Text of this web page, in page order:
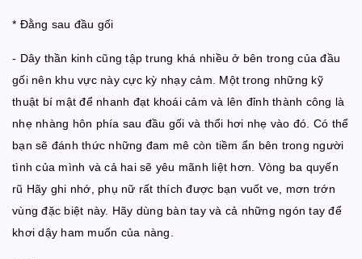
* Đằng sau đầu gối
- Dây thần kinh cũng tập trung khá nhiều ở bên trong của đầu
gối nên khu vực này cực kỳ nhạy cảm. Một trong những kỹ
thuật bí mật để nhanh đạt khoái cảm và lên đỉnh thành công là
nhẹ nhàng hôn phía sau đầu gối và thổi hơi nhẹ vào đó. Có thể
bạn sẽ đánh thức những đam mê còn tiềm ẩn bên trong người
tình của mình và cả hai sẽ yêu mãnh liệt hơn. Vòng ba quyến
rũ Hãy ghi nhớ, phụ nữ rất thích được bạn vuốt ve, mơn trớn
vùng đặc biệt này. Hãy dùng bàn tay và cả những ngón tay để
khơi dậy ham muốn của nàng.